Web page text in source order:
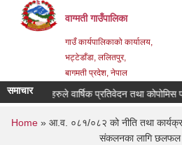
वाग्मती गाउँपालिका
गाउँ कार्यपालिकाको कार्यालय,
भट्टेडाँडा, ललितपुर,
बागमती प्रदेश, नेपाल
समाचार
संस्थाहरुले वार्षिक प्रतिवेदन तथा कोपोमिस
You are here
Home » आ.व. ०८१/०८२ को नीति तथा
संकलनका लागि छलफल